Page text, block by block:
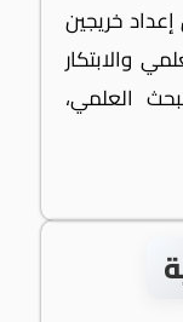
خريجين
والابتكار
العلمي،